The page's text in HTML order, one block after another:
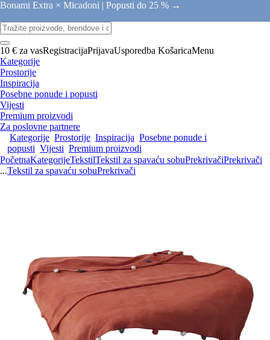
Bonami Extra × Micadoni | Popusti do 25 % →
10 € za vasRegistracijaPrijavaUsporedba KošaricaMenu
Kategorije
Prostorije
Inspiracija
Posebne ponude i popusti
Vijesti
Premium proizvodi
Za poslovne partnere
Kategorije Prostorije Inspiracija Posebne ponude i
popusti Vijesti Premium proizvodi
PočetnaKategorijeTekstilTekstil za spavaću sobuPrekrivačiPrekrivači
...Tekstil za spavaću sobuPrekrivači